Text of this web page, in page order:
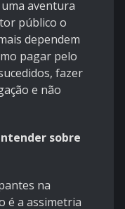
aventura
público o
dependem
pagar pelo
fazer
e não
sobre
na
é a assimetria